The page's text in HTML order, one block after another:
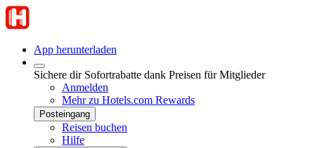
App herunterladen
Sichere dir Sofortrabatte dank Preisen für Mitglieder
Anmelden
Mehr zu Hotels.com Rewards
Posteingang
Reisen buchen
Hilfe